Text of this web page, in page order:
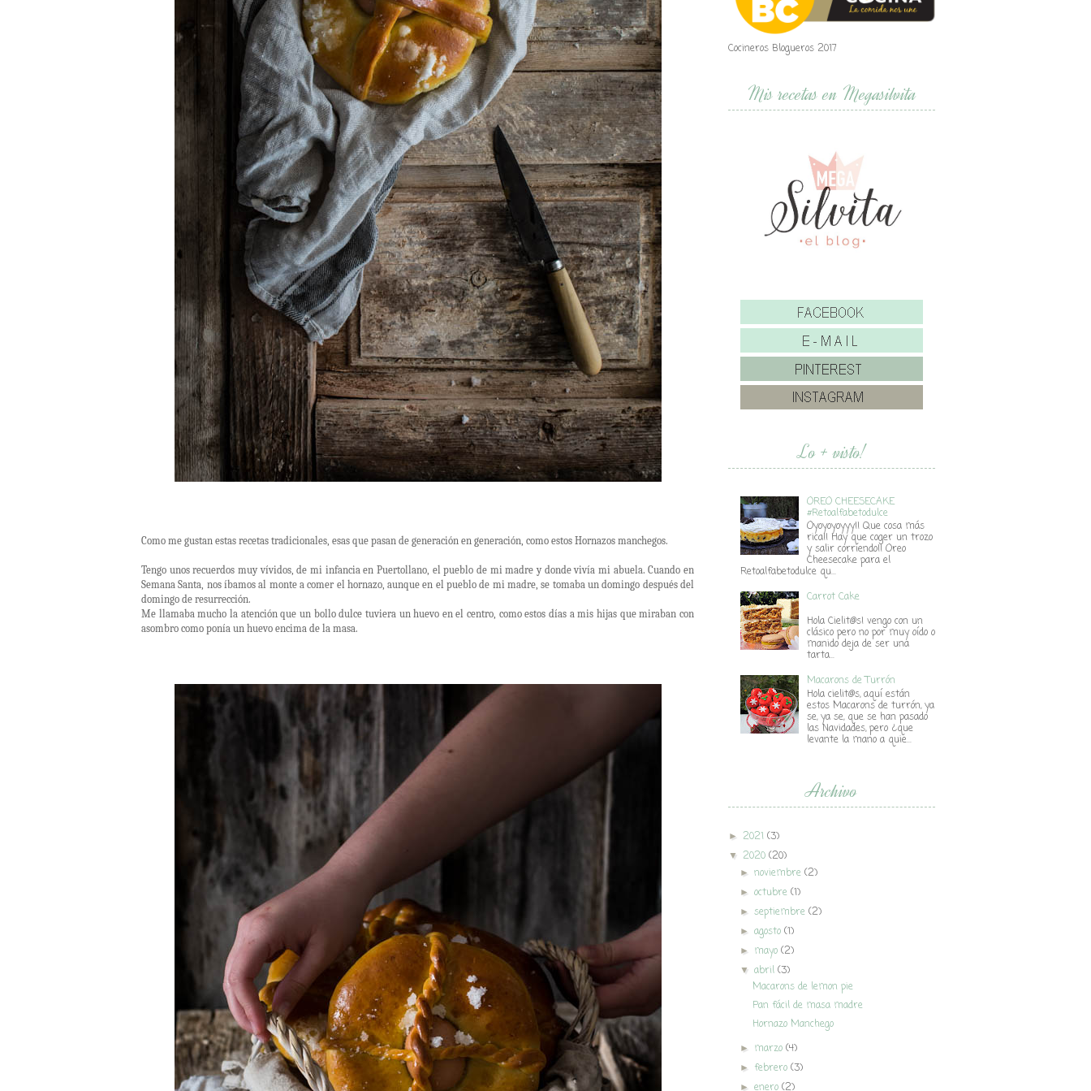
Como me gustan estas recetas tradicionales, esas que pasan de generación en generación, como estos Hornazos manchegos.
Tengo unos recuerdos muy vívidos, de mi infancia en Puertollano, el pueblo de mi madre y donde vivía mi abuela. Cuando en
Semana Santa, nos íbamos al monte a comer el hornazo, aunque en el pueblo de mi madre, se tomaba un domingo después del
domingo de resurrección.
Me llamaba mucho la atención que un bollo dulce tuviera un huevo en el centro, como estos días a mis hijas que miraban con
asombro como ponía un huevo encima de la masa.
Cocineros Blogueros 2017
Mis recetas en Megasilvita
Lo + visto!
OREO CHEESECAKE
#Retoalfabetodulce
Oyoyoyoyyy!! Que cosa más
rica!! Hay que coger un trozo
y salir corriendo!! Oreo
Cheesecake para el
Retoalfabetodulce qu...
Carrot Cake
Hola Cielit@s! vengo con un
clásico pero no por muy oído o
manido deja de ser una
tarta...
Macarons de Turrón
Hola cielit@s, aquí están
estos Macarons de turrón, ya
se, ya se, que se han pasado
las Navidades, pero ¿que
levante la mano a quie...
Archivo
► 2021 (3)
▼ 2020 (20)
►noviembre (2)
►octubre (1)
►septiembre (2)
►agosto (1)
► mayo (2)
▼ abril (3)
Macarons de lemon pie
Pan fácil de masa madre
Hornazo Manchego
► marzo (4)
► febrero (3)
►enero (2)